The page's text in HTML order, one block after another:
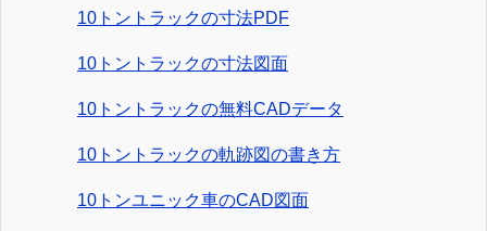
10トントラックの寸法PDF
10トントラックの寸法図面
10トントラックの無料CADデータ
10トントラックの軌跡図の書き方
10トンユニック車のCAD図面